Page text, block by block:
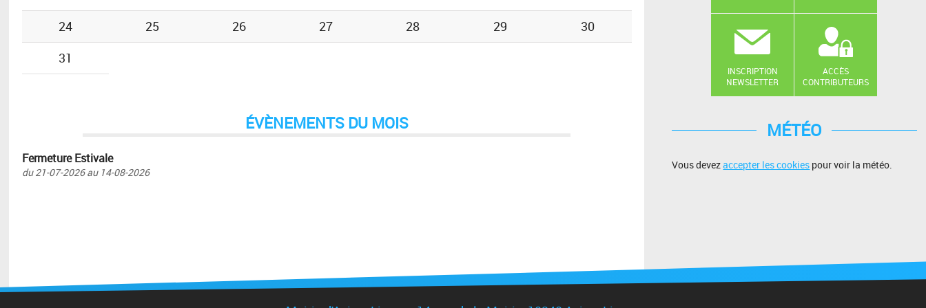
24
25 26 27 28 29
30
31
ÉVÈNEMENTS DU MOIS
Fermeture Estivale
du21-07-2026au 14-08-2026
INSCRIPTION
NEWSLETTER
ACCÈS
CONTRIBUTEURS
MÉTÉO
Vous devezaccepter les cookies pour voir la météo.